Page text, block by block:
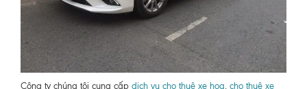
Công ty chúng tôi cung cấp dịch vụ cho thuê xe hoa, cho thuê xe